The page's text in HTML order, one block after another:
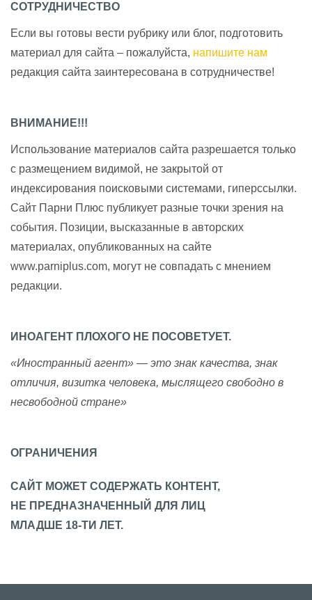
СОТРУДНИЧЕСТВО
Если вы готовы вести рубрику или блог, подготовить
материал для сайта – пожалуйста, напишите нам
редакция сайта заинтересована в сотрудничестве!
ВНИМАНИЕ!!!
Использование материалов сайта разрешается только
с размещением видимой, не закрытой от
индексирования поисковыми системами, гиперссылки.
Сайт Парни Плюс публикует разные точки зрения на
события. Позиции, высказанные в авторских
материалах, опубликованных на сайте
www.parniplus.com, могут не совпадать с мнением
редакции.
ИНОАГЕНТ ПЛОХОГО НЕ ПОСОВЕТУЕТ.
«Иностранный агент» — это знак качества, знак
отличия, визитка человека, мыслящего свободно в
несвободной стране»
ОГРАНИЧЕНИЯ
САЙТ МОЖЕТ СОДЕРЖАТЬ КОНТЕНТ,
НЕ ПРЕДНАЗНАЧЕННЫЙ ДЛЯ ЛИЦ
МЛАДШЕ 18-ТИ ЛЕТ.